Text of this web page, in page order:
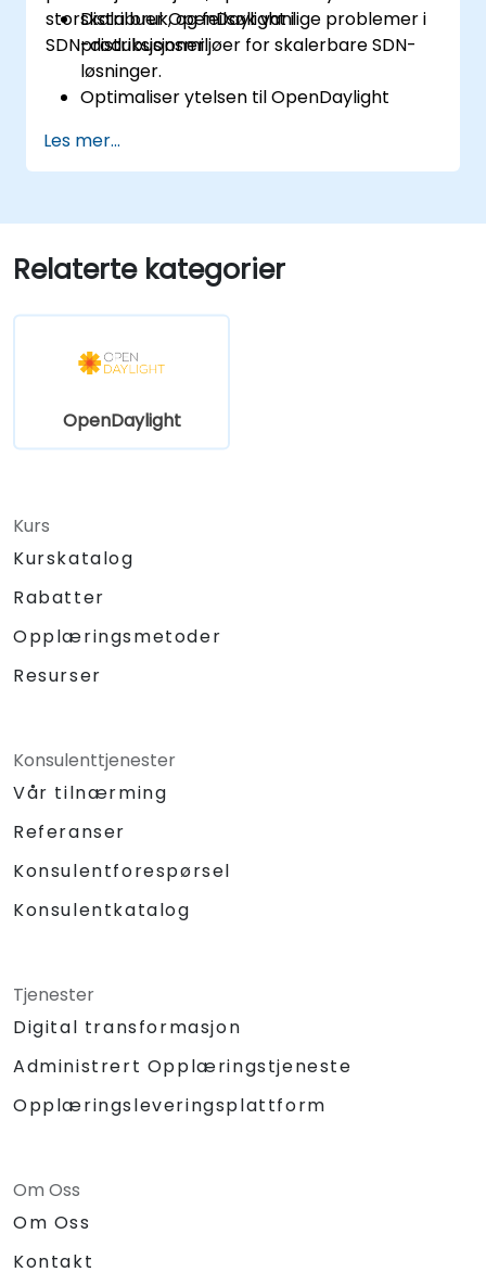
storskala bruk, og feilsøk vanlige problemer i
SDN-distribusjoner.
Distribuer OpenDaylight i
produksjonsmiljøer for skalerbare SDN-
løsninger.
Optimaliser ytelsen til OpenDaylight
trafikkvolumer.
Feilsøk og løs vanlige problemer i SDN-
Overvåk og vedlikehold OpenDaylight
miljøer for langsiktig stabilitet.
Skaler OpenDaylight distribusjoner for å
Les mer...
Relaterte kategorier
OpenDaylight
Kurs
Kurskatalog
Rabatter
Opplæringsmetoder
Resurser
Konsulenttjenester
Vår tilnærming
Referanser
Konsulentforespørsel
Konsulentkatalog
Tjenester
Digital transformasjon
Administrert Opplæringstjeneste
Opplæringsleveringsplattform
Om Oss
Om Oss
Kontakt